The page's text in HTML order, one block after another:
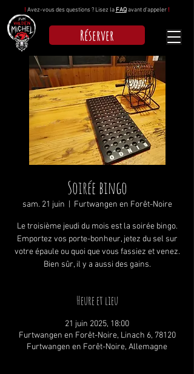
! Avez-vous des questions ? Lisez la FAQavant d'appeler !
Réserver
Soirée bingo
sam. 21 juin Furtwangen en Forêt-Noire
Le troisième jeudi du mois est la soirée bingo.
Emportez vos porte-bonheur, jetez du sel sur
votre épaule ou quoi que vous fassiez et venez.
Bien sûr, il y a aussi des gains.
Heure et lieu
21 juin 2025, 18:00
Furtwangen en Forêt-Noire, Linach 6, 78120
Furtwangen en Forêt-Noire, Allemagne